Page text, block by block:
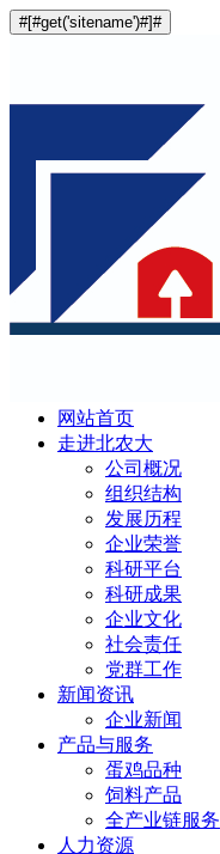
#[#get('sitename')#]#
网站首页
走进北农大
公司概况
组织结构
发展历程
企业荣誉
科研平台
科研成果
企业文化
社会责任
党群工作
新闻资讯
企业新闻
产品与服务
蛋鸡品种
饲料产品
全产业链服务
人力资源